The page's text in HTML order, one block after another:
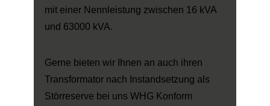
mit einer Nennleistung zwischen 16 kVA
und 63000 kVA.
Gerne bieten wir Ihnen an auch ihren
Transformator nach Instandsetzung als
Störreserve bei uns WHG Konform